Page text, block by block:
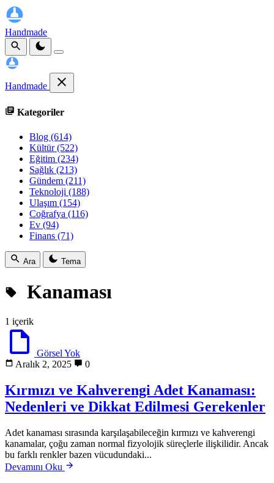
Handmade
Handmade
Kategoriler
Blog (614)
Kültür(522)
Eğitim (234)
Sağlık (213)
Gündem (211)
Teknoloji (188)
Ulaşım (154)
Coğrafya (116)
Ev (94)
Finans (71)
Ara Tema
Kanaması
1 içerik
Görsel Yok
Aralık 2, 2025
0
Kırmızı ve Kahverengi Adet Kanaması:
Nedenleri ve Dikkat Edilmesi Gerekenler
Adet kanaması sırasında karşılaşabileceğin kırmızı ve kahverengi
kanamalar, çoğu zaman normal fizyolojik süreçlerle ilişkilidir. Ancak
bu farklı renkler bazen vücudundaki...
Devamını Oku